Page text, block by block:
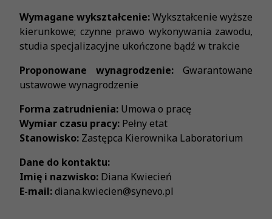
Wymagane wykształcenie:Wykształcenie wyższe
kierunkowe; czynne prawo wykonywania zawodu,
studia specjalizacyjne ukończone bądź w trakcie
Proponowane wynagrodzenie: Gwarantowane
ustawowe wynagrodzenie
Forma zatrudnienia: Umowa o pracę
Wymiar czasu pracy: Pełny etat
Stanowisko: Zastępca Kierownika Laboratorium
Dane do kontaktu:
Imię i nazwisko: Diana Kwiecień
E-mail:diana.kwiecien@synevo.pl